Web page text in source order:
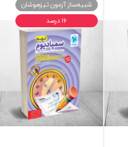
شبیه‌ساز آزمون تیزهوشان
۱۶ درصد